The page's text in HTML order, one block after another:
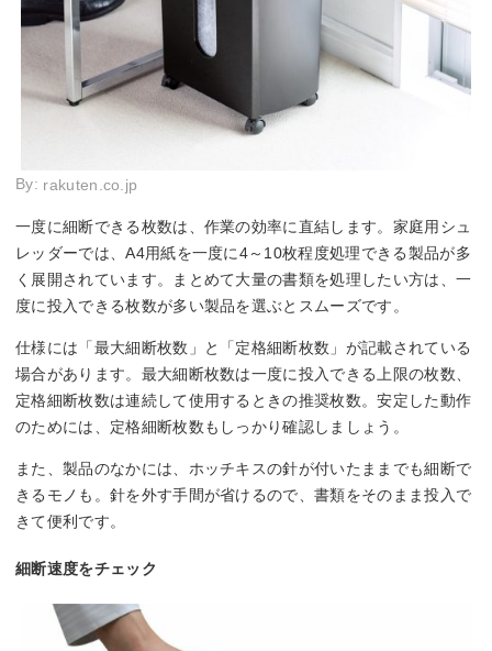
By: rakuten.co.jp
一度に細断できる枚数は、作業の効率に直結します。家庭用シュ
レッダーでは、A4用紙を一度に4～10枚程度処理できる製品が多
く展開されています。まとめて大量の書類を処理したい方は、一
度に投入できる枚数が多い製品を選ぶとスムーズです。
仕様には「最大細断枚数」と「定格細断枚数」が記載されている
場合があります。最大細断枚数は一度に投入できる上限の枚数、
定格細断枚数は連続して使用するときの推奨枚数。安定した動作
のためには、定格細断枚数もしっかり確認しましょう。
また、製品のなかには、ホッチキスの針が付いたままでも細断で
きるモノも。針を外す手間が省けるので、書類をそのまま投入で
きて便利です。
細断速度をチェック